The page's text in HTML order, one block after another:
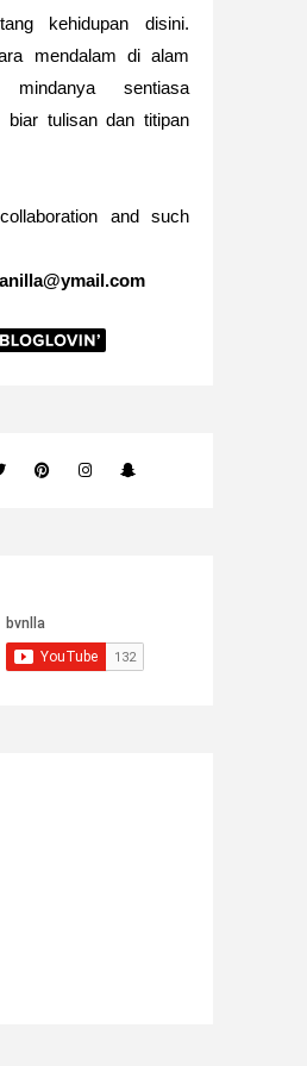
kehidupan disini.
mendalam di alam
sentiasa
biar tulisan dan titipan
and such